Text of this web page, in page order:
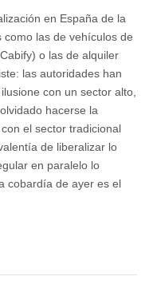
en España de la
las de vehículos de
o las de alquiler
las autoridades han
con un sector alto,
hacerse la
el sector tradicional
de liberalizar lo
en paralelo lo
cobardía de ayer es el